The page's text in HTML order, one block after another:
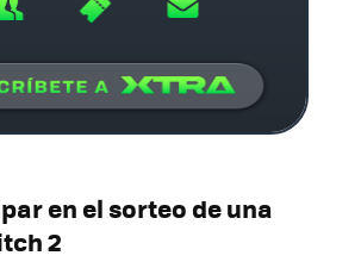
en el sorteo de una
2